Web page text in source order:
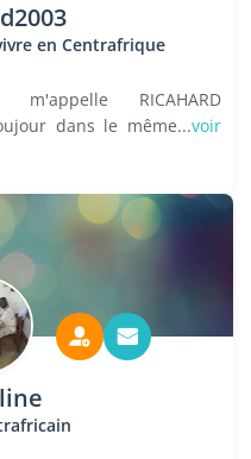
en Centrafrique
RICAHARD
dans le même...voir